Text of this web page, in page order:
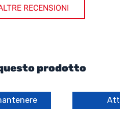
RECENSIONI
prodotto